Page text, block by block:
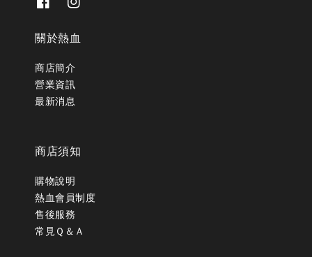
關於熱血
商店簡介
營業資訊
最新消息
商店須知
購物說明
熱血會員制度
售後服務
常見Ｑ＆Ａ